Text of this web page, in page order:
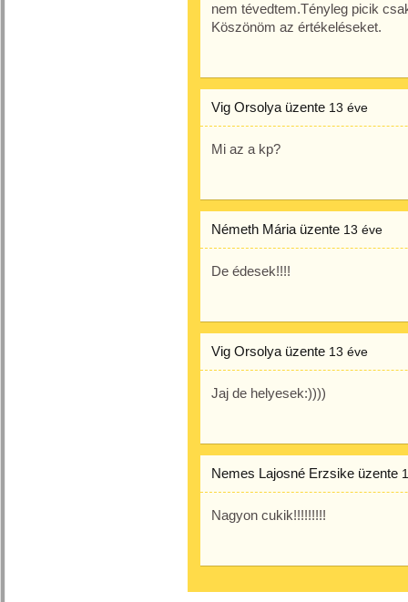
nem tévedtem.Tényleg picik
Köszönöm az értékeléseket.
Vig Orsolya üzente 13 éve
Mi az a kp?
Németh Mária üzente 13 éve
De édesek!!!!
Vig Orsolya üzente 13 éve
Jaj de helyesek:))))
Nemes Lajosné Erzsike üzente
Nagyon cukik!!!!!!!!!